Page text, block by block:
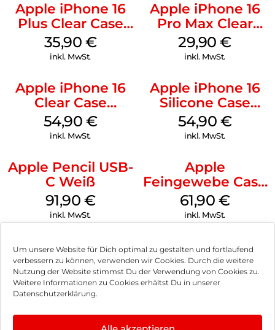
Um unsere Website für Dich optimal zu gestalten und fortlaufend
verbessern zu können, verwenden wir Cookies. Durch die weitere
Nutzung der Website stimmst Du der Verwendung von Cookies zu.
Weitere Informationen zu Cookies erhältst Du in unserer
Datenschutzerklärung.
Apple iPhone 16
Plus Clear Case
MagSafe
Transparent
35,90 €
inkl. MwSt.
Apple iPhone 16
Pro Max Clear
Case MagSafe
Transparent
29,90€
inkl. MwSt.
Apple iPhone 16
Clear Case
MagSafe
Transparent
54,90 €
inkl. MwSt.
Apple iPhone 16
Silicone Case
MagSafe Lake
Green
54,90 €
inkl. MwSt.
Apple Pencil USB-
C Weiß
91,90 €
inkl. MwSt.
Apple
Feingewebe Case
iPhone 15 Pro
MagSafe Schwarz
61,90 €
inkl. MwSt.
Impressum